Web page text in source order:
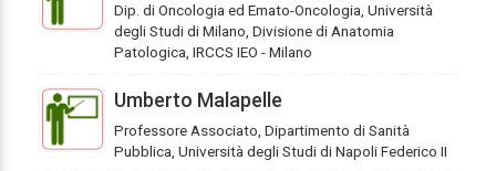
Dip. di Oncologia ed Emato-Oncologia, Università
degli Studi di Milano, Divisione di Anatomia
Patologica, IRCCS IEO - Milano
Umberto Malapelle
Professore Associato, Dipartimento di Sanità
Pubblica, Università degli Studi di Napoli Federico II